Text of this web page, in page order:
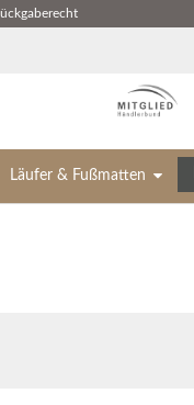
Läufer & Fußmatten